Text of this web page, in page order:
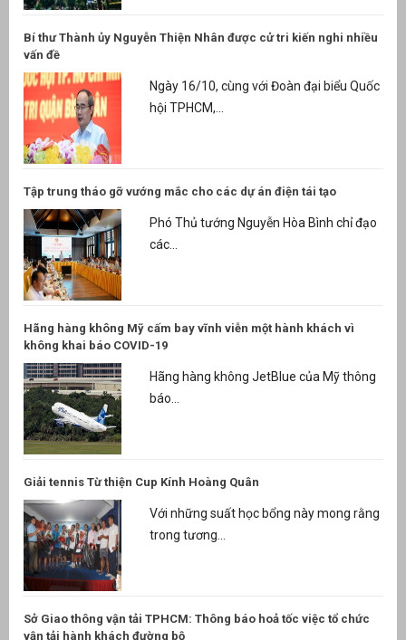
Bí thư Thành ủy Nguyễn Thiện Nhân được cử tri kiến nghi nhiều
vấn đề
Ngày 16/10, cùng với Đoàn đại biểu Quốc
hội TPHCM,...
Tập trung tháo gỡ vướng mắc cho các dự án điện tái tạo
Phó Thủ tướng Nguyễn Hòa Bình chỉ đạo
các...
Hãng hàng không Mỹ cấm bay vĩnh viễn một hành khách vì
không khai báo COVID-19
Hãng hàng không JetBlue của Mỹ thông
báo...
Giải tennis Từ thiện Cup Kính Hoàng Quân
Với những suất học bổng này mong rằng
trong tương...
Sở Giao thông vận tải TPHCM: Thông báo hoả tốc việc tổ chức
vận tải hành khách đường bộ